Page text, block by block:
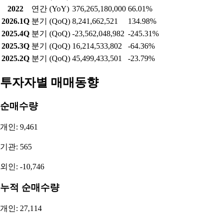
분기 (QoQ)
2025.4Q
분기 (QoQ) 15,977,941,611
-59.84%
2025.3Q 분기 (QoQ) 39,786,648,116
-53.21%
2025.2Q 분기 (QoQ) 85,038,673,561 30.78%
순이익
기간 구분 순이익
2024
연간 (YoY)
2022
연간 (YoY)
2026.1Q
2025.3Q 분기 (QoQ)
2025.2Q
분기 (QoQ)
투자자별 매매동향